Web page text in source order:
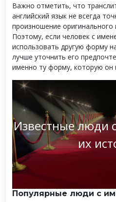
Важно отметить, что
английский язык не всегда
произношение
Поэтому, если человек с
использовать другую форму
лучше уточнить его
именно ту форму, которую он
Известные люди
их
Популярные люди с